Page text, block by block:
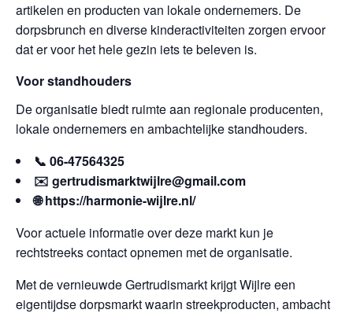
artikelen en producten van lokale ondernemers. De
dorpsbrunch en diverse kinderactiviteiten zorgen ervoor
dat er voor het hele gezin iets te beleven is.
Voor standhouders
De organisatie biedt ruimte aan regionale producenten,
lokale ondernemers en ambachtelijke standhouders.
📞 06-47564325
✉️ gertrudismarktwijlre@gmail.com
🌐 https://harmonie-wijlre.nl/⁠
Voor actuele informatie over deze markt kun je
rechtstreeks contact opnemen met de organisatie.
Met de vernieuwde Gertrudismarkt krijgt Wijlre een
eigentijdse dorpsmarkt waarin streekproducten, ambacht